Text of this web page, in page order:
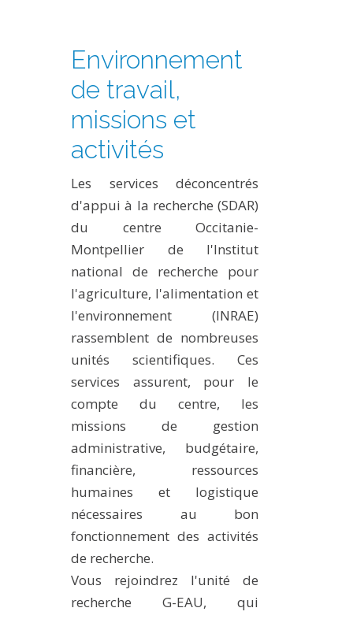
PROJETS EN COURS
PROJETS TERMINÉS
NOS RÉSEAUX SCIENTIFIQUES ET TECHNIQUES
SÉMINAIRES RÉGULIERS
FORMATION CONTINUE
FORMATION DOCTORALE
THÈSES EN COURS
PRODUCTION
MÉTHODES ET OUTILS
PUBLICATIONS SUR HAL
NOTES THÉMATIQUES
NOS TRAVAUX EN VIDÉO
Environnement
de travail,
missions et
activités
Les services déconcentrés
d'appui à la recherche (SDAR)
du centre Occitanie-
Montpellier de l'Institut
national de recherche pour
l'agriculture, l'alimentation et
l'environnement (INRAE)
rassemblent de nombreuses
unités scientifiques. Ces
services assurent, pour le
compte du centre, les
missions de gestion
administrative, budgétaire,
financière, ressources
humaines et logistique
nécessaires au bon
fonctionnement des activités
de recherche.
Vous rejoindrez l'unité de
recherche G-EAU, qui